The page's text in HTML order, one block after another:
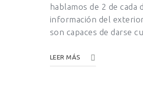
hablamos de 2 de cada
información del
son capaces de darse
LEER MÁS